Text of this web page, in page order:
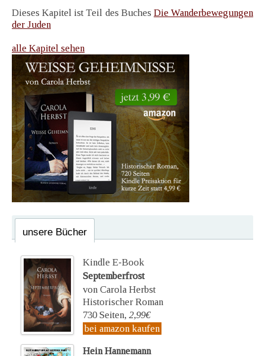
Dieses Kapitel ist Teil des Buches Die Wanderbewegungen
der Juden
alle Kapitel sehen
unsere Bücher
Kindle E-Book
Septemberfrost
von Carola Herbst
Historischer Roman
730 Seiten, 2,99€
bei amazon kaufen
Hein Hannemann